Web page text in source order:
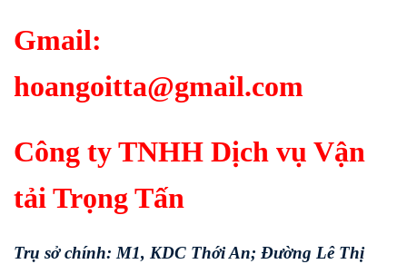
Gmail:
hoangoitta@gmail.com
Công ty TNHH Dịch vụ Vận
tải Trọng Tấn
Trụ sở chính: M1, KDC Thới An; Đường Lê Thị